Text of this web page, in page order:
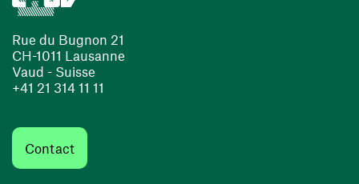
Rue du Bugnon 21
CH-1011 Lausanne
Vaud - Suisse
+41 21 314 11 11
Contact